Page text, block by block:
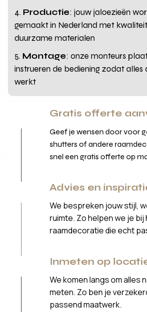
Productie: jouw jaloezieën
gemaakt in Nederland met
duurzame materialen
Montage: onze monteurs
instrueren de bediening zodat
werkt
Gratis offerte
Geef je wensen door voor
shutters of andere
snel een gratis offerte op
Advies en
We bespreken jouw stijl,
ruimte. Zo helpen we je bij
raamdecoratie die echt
Inmeten op
We komen langs om alles
meten. Zo ben je
passend maatwerk.